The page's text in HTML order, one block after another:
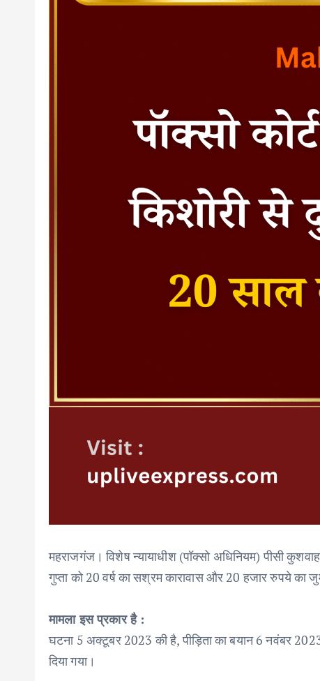
महराजगंज। विशेष न्यायाधीश (पॉक्सो अधिनियम) पीसी
गुप्ता को 20 वर्ष का सश्रम कारावास और 20 हजार रुपये का
मामला इस प्रकार है :
घटना 5 अक्टूबर 2023 की है, पीड़िता का बयान 6 नवंबर
दिया गया।